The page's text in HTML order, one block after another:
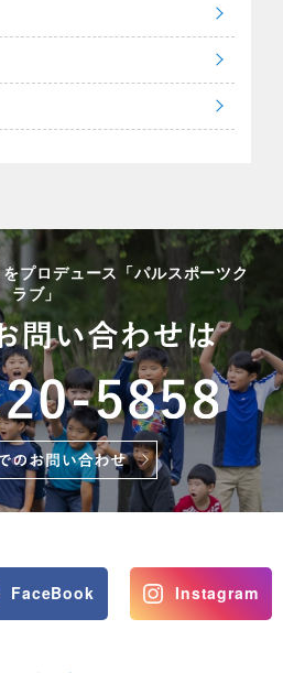
プロデュース「パルスポーツク
ラブ」
FaceBook Instagram